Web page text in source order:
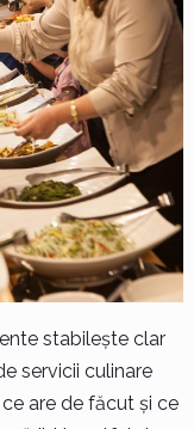
stabilește clar
servicii culinare
are de făcut și ce